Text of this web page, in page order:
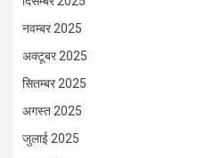
नवम्बर 2025
अक्टूबर 2025
सितम्बर 2025
अगस्त 2025
जुलाई 2025